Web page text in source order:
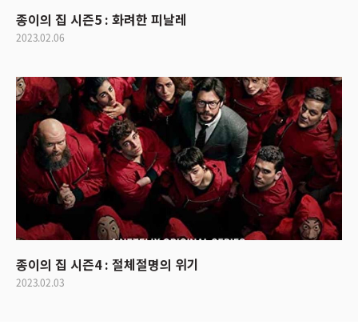
종이의 집 시즌5 : 화려한 피날레
2023.02.06
종이의 집 시즌4 : 절체절명의 위기
2023.02.03